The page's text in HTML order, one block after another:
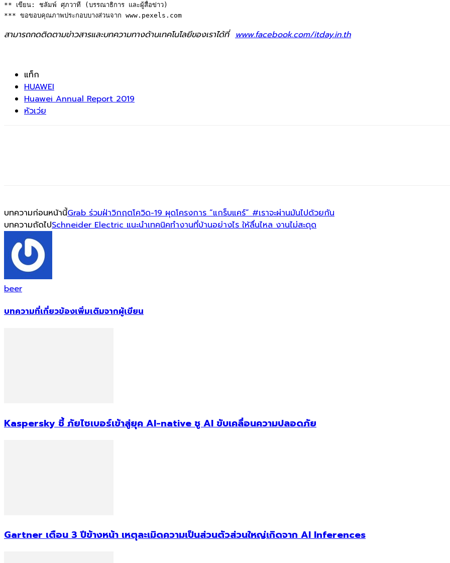
** เขียน: ชลัมพ์ ศุภวาที (บรรณาธิการ และผู้สื่อข่าว)
*** ขอขอบคุณภาพประกอบบางส่วนจาก www.pexels.com
สามารถกดติดตามข่าวสารและบทความทางด้านเทคโนโลยีของเราได้ที่ www.facebook.com/itday.in.th
แท็ก
HUAWEI
Huawei Annual Report 2019
หัวเว่ย
บทความก่อนหน้านี้Grab ร่วมฝ่าวิกฤตโควิด-19 ผุดโครงการ “แกร็บแคร์” #เราจะผ่านมันไปด้วยกัน
บทความถัดไปSchneider Electric แนะนำเทคนิคทำงานที่บ้านอย่างไร ให้ลื่นไหล งานไม่สะดุด
beer
บทความที่เกี่ยวข้องเพิ่มเติมจากผู้เขียน
Kaspersky ชี้ ภัยไซเบอร์เข้าสู่ยุค AI-native ชู AI ขับเคลื่อนความปลอดภัย
Gartner เตือน 3 ปีข้างหน้า เหตุละเมิดความเป็นส่วนตัวส่วนใหญ่เกิดจาก AI Inferences